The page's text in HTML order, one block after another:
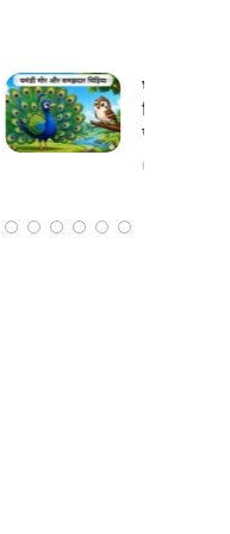
घमंडी मोर और समझदार
चिड़िया: बच्चों के लिए सुंदर
जंगल कहानी!